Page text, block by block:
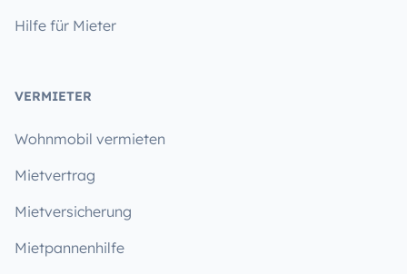
Hilfe für Mieter
VERMIETER
Wohnmobil vermieten
Mietvertrag
Mietversicherung
Mietpannenhilfe